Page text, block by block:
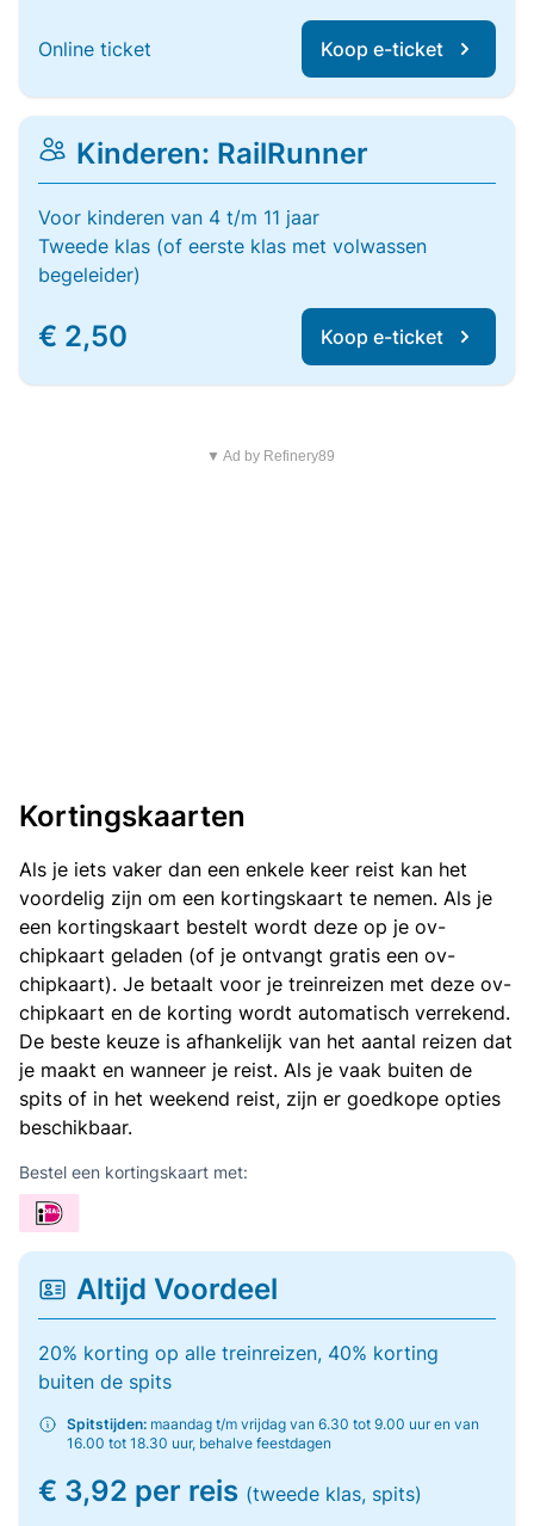
Online ticket Koop e-ticket
Kinderen: RailRunner
Voor kinderen van 4 t/m 11 jaar
Tweede klas (of eerste klas met volwassen
begeleider)
€ 2,50 Koop e-ticket
▼ Ad by Refinery89
Kortingskaarten
Als je iets vaker dan een enkele keer reist kan het
voordelig zijn om een kortingskaart te nemen. Als je
een kortingskaart bestelt wordt deze op je ov-
chipkaart geladen (of je ontvangt gratis een ov-
chipkaart). Je betaalt voor je treinreizen met deze ov-
chipkaart en de korting wordt automatisch verrekend.
De beste keuze is afhankelijk van het aantal reizen dat
je maakt en wanneer je reist. Als je vaak buiten de
spits of in het weekend reist, zijn er goedkope opties
beschikbaar.
Bestel een kortingskaart met:
Altijd Voordeel
20% korting op alle treinreizen, 40% korting
buiten de spits
Spitstijden: maandag t/m vrijdag van 6.30 tot 9.00 uur en van
16.00 tot 18.30 uur, behalve feestdagen
€ 3,92 per reis (tweede klas, spits)